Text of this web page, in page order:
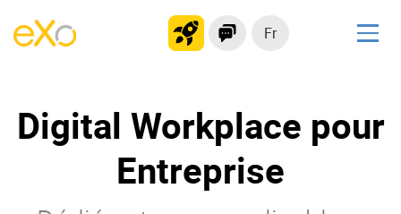
Fr
Plateforme collaborative
Réseau social
Hub de connaissances
Digital Workplace pour
Entreprise